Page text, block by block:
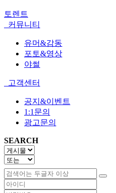
토렌트
커뮤니티
유머&감동
포토&영상
야썰
고객센터
공지&이벤트
1:1문의
광고문의
SEARCH